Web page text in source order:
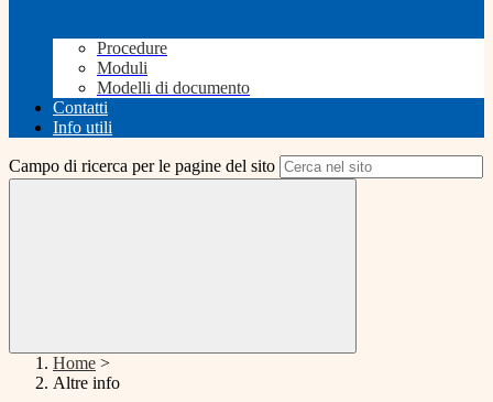
Procedure
Moduli
Modelli di documento
Contatti
Info utili
Campo di ricerca per le pagine del sito
Home >
Altre info